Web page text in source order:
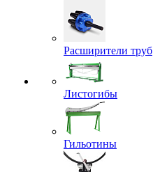
Расширители труб
Листогибы
Гильотины